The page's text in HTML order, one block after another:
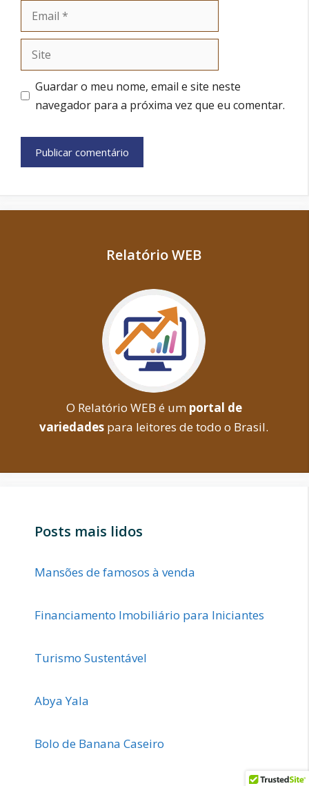
Email
Site
Guardar o meu nome, email e site neste
navegador para a próxima vez que eu comentar.
Relatório WEB
O Relatório WEB é um portal de
variedades para leitores de todo o Brasil.
Posts mais lidos
Mansões de famosos à venda
Financiamento Imobiliário para Iniciantes
Turismo Sustentável
Abya Yala
Bolo de Banana Caseiro